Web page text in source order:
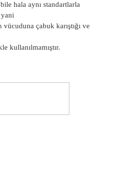
hala aynı standartlarla
çabuk karıştığı ve
kullanılmamıştır.